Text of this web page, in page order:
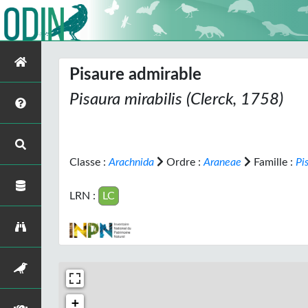
Pisaure admirable
Pisaura mirabilis (Clerck, 1758)
Classe : Arachnida Ordre : Araneae Famille :
LRN : LC
+